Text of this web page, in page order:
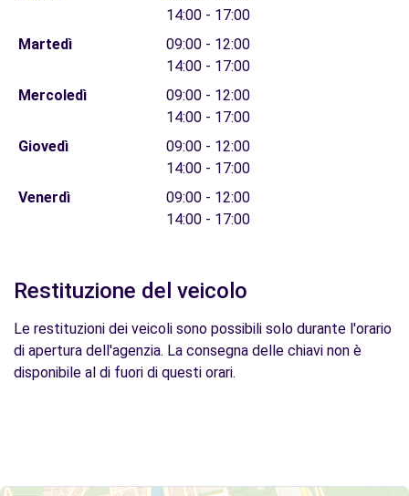
14:00 - 17:00
Martedì
09:00 - 12:00
14:00 - 17:00
Mercoledì
09:00 - 12:00
14:00 - 17:00
Giovedì
09:00 - 12:00
14:00 - 17:00
Venerdì
09:00 - 12:00
14:00 - 17:00
Restituzione del veicolo
Le restituzioni dei veicoli sono possibili solo durante l'orario
di apertura dell'agenzia. La consegna delle chiavi non è
disponibile al di fuori di questi orari.